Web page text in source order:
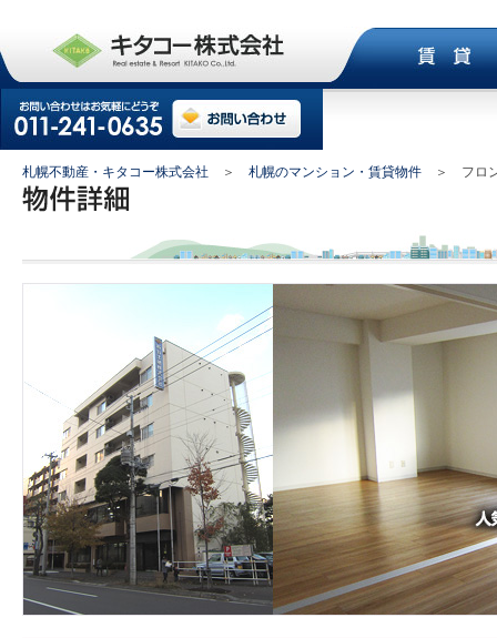
札幌不動産・キタコー株式会社 ＞ 札幌のマンション・賃貸物件 ＞ フロン